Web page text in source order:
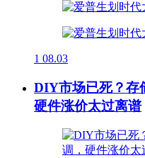
1 08.03
DIY市场已死？存
硬件涨价太过离谱